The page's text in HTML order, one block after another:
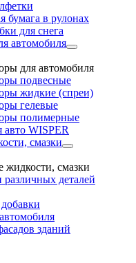
бумага в рулонах
для снега
автомобиля
для автомобиля
подвесные
жидкие (спреи)
гелевые
полимерные
WISPER
смазки
жидкости, смазки
различных деталей
зданий